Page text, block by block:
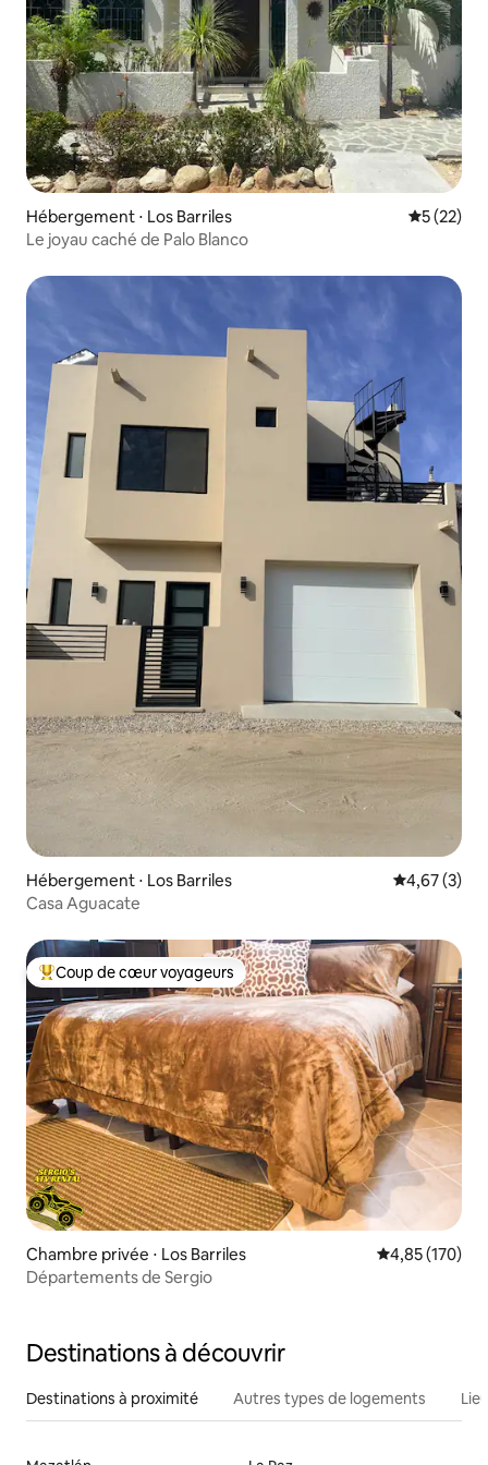
Hébergement ⋅ Los Barriles
5 (22)
Le joyau caché de Palo Blanco
Hébergement ⋅ Los Barriles Évaluation
4,67 (3)
Casa Aguacate
Coups de cœur voyageurs les plus appréciés
Coup de cœur voyageurs
Chambre privée ⋅ Los Barriles Évaluation
4,85 (170)
Départements de Sergio
Destinations à découvrir
Destinations à proximité Autres types de logements